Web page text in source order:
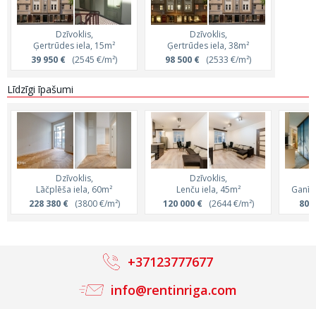
Dzīvoklis,
Ģertrūdes iela, 15m²
39 950 € (2545 €/m²)
Dzīvoklis,
Ģertrūdes iela, 38m²
98 500 € (2533 €/m²)
Līdzīgi īpašumi
Dzīvoklis,
Lāčplēša iela, 60m²
228 380 €(3800 €/m²)
Dzīvoklis,
Lenču iela, 45m²
120 000 €(2644 €/m²)
80
info@rentinriga.com
+37123777677